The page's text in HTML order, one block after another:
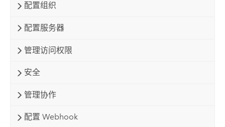
配置组织
配置服务器
管理访问权限
安全
管理协作
配置 Webhook